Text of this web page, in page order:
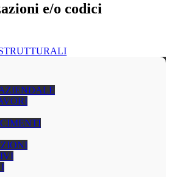
e/o codici